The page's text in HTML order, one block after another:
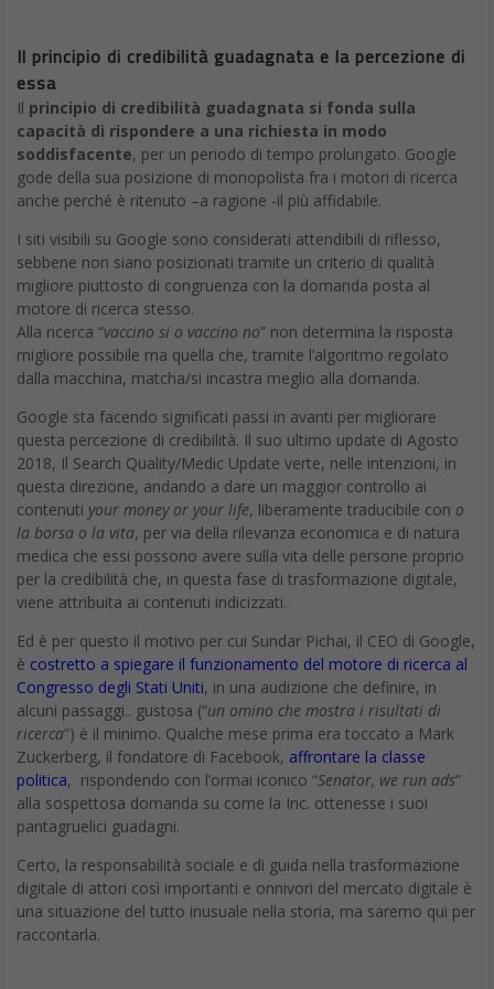
Il principio di credibilità guadagnata e la percezione di
essa
Il principio di credibilità guadagnata si fonda sulla
capacità di rispondere a una richiesta in modo
soddisfacente, per un periodo di tempo prolungato. Google
gode della sua posizione di monopolista fra i motori di ricerca
anche perché è ritenuto –a ragione -il più affidabile.
I siti visibili su Google sono considerati attendibili di riflesso,
sebbene non siano posizionati tramite un criterio di qualità
migliore piuttosto di congruenza con la domanda posta al
motore di ricerca stesso.
Alla ricerca “vaccino si o vaccino no” non determina la risposta
migliore possibile ma quella che, tramite l’algoritmo regolato
dalla macchina, matcha/si incastra meglio alla domanda.
Google sta facendo significati passi in avanti per migliorare
questa percezione di credibilità. Il suo ultimo update di Agosto
2018, Il Search Quality/Medic Update verte, nelle intenzioni, in
questa direzione, andando a dare un maggior controllo ai
contenuti your money or your life, liberamente traducibile con o
la borsa o la vita, per via della rilevanza economica e di natura
medica che essi possono avere sulla vita delle persone proprio
per la credibilità che, in questa fase di trasformazione digitale,
viene attribuita ai contenuti indicizzati.
Ed è per questo il motivo per cui Sundar Pichai, il CEO di Google,
è costretto a spiegare il funzionamento del motore di ricerca al
Congresso degli Stati Uniti, in una audizione che definire, in
alcuni passaggi.. gustosa (“un omino che mostra i risultati di
ricerca“) è il minimo. Qualche mese prima era toccato a Mark
Zuckerberg, il fondatore di Facebook, affrontare la classe
politica, rispondendo con l’ormai iconico “Senator, we run ads”
alla sospettosa domanda su come la Inc. ottenesse i suoi
pantagruelici guadagni.
Certo, la responsabilità sociale e di guida nella trasformazione
digitale di attori così importanti e onnivori del mercato digitale è
una situazione del tutto inusuale nella storia, ma saremo qui per
raccontarla.